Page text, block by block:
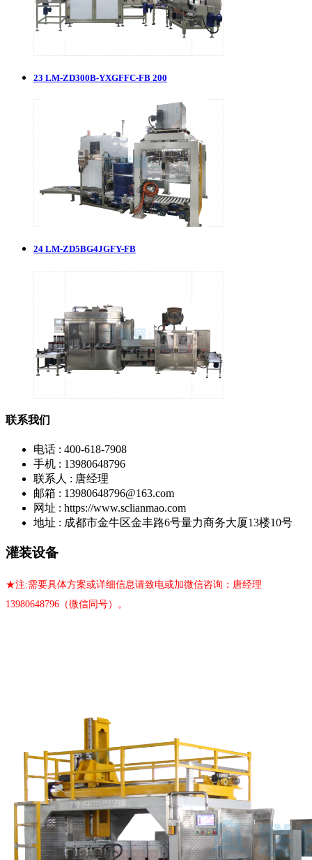
23 LM-ZD300B-YXGFFC-FB 200
24 LM-ZD5BG4JGFY-FB
联系我们
电话 : 400-618-7908
手机 : 13980648796
联系人 : 唐经理
邮箱 : 13980648796@163.com
网址 : https://www.sclianmao.com
地址 : 成都市金牛区金丰路6号量力商务大厦13楼10号
灌装设备
★注:需要具体方案或详细信息请致电或加微信咨询：唐经理
13980648796（微信同号）。